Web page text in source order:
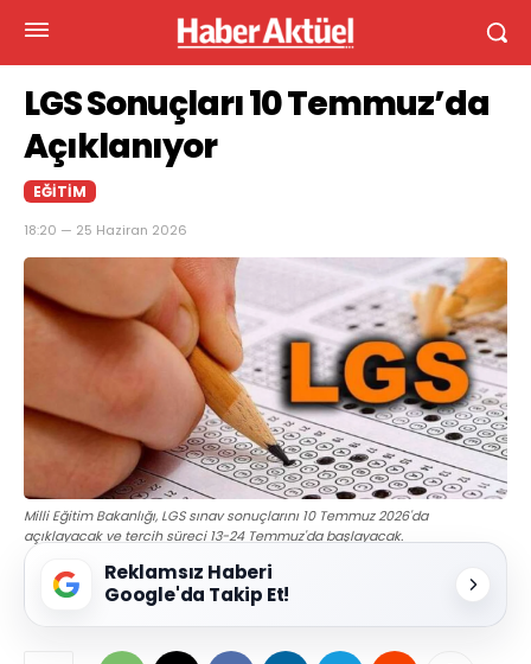
LGS Sonuçları 10 Temmuz’da
Açıklanıyor
EĞITIM
18:20 — 25 Haziran 2026
Milli Eğitim Bakanlığı, LGS sınav sonuçlarını 10 Temmuz 2026'da
açıklayacak ve tercih süreci 13-24 Temmuz'da başlayacak.
Reklamsız Haberi
Google'da Takip Et!